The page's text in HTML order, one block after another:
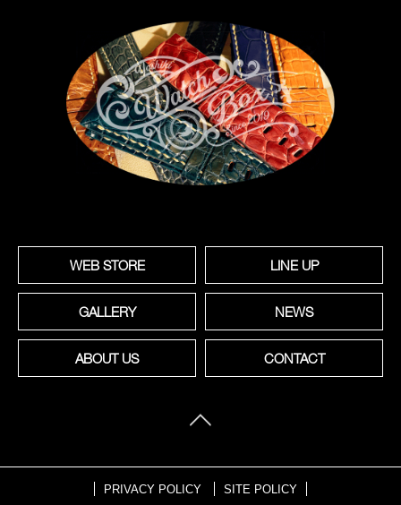
WEB STORE LINE UP
GALLERY NEWS
ABOUT US CONTACT
PRIVACY POLICY SITE POLICY